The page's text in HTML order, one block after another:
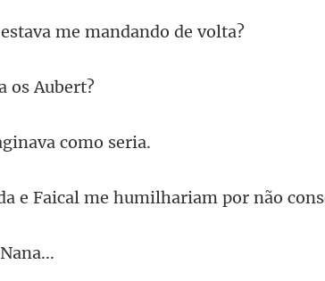
me mandan
os Au
va como
ilhariam por não cons
Na